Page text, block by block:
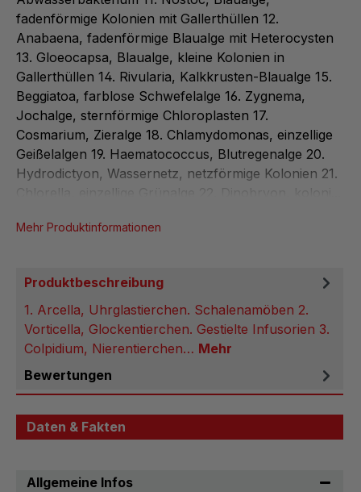
fadenförmige Kolonien mit Gallerthüllen 12.
Anabaena, fadenförmige Blaualge mit Heterocysten
13. Gloeocapsa, Blaualge, kleine Kolonien in
Gallerthüllen 14. Rivularia, Kalkkrusten-Blaualge 15.
Beggiatoa, farblose Schwefelalge 16. Zygnema,
Jochalge, sternförmige Chloroplasten 17.
Cosmarium, Zieralge 18. Chlamydomonas, einzellige
Geißelalgen 19. Haematococcus, Blutregenalge 20.
Hydrodictyon, Wassernetz, netzförmige Kolonien 21.
Mehr Produktinformationen
Produktbeschreibung
1. Arcella, Uhrglastierchen. Schalenamöben 2.
Vorticella, Glockentierchen. Gestielte Infusorien 3.
Colpidium, Nierentierchen… Mehr
Bewertungen
Daten & Fakten
Allgemeine Infos